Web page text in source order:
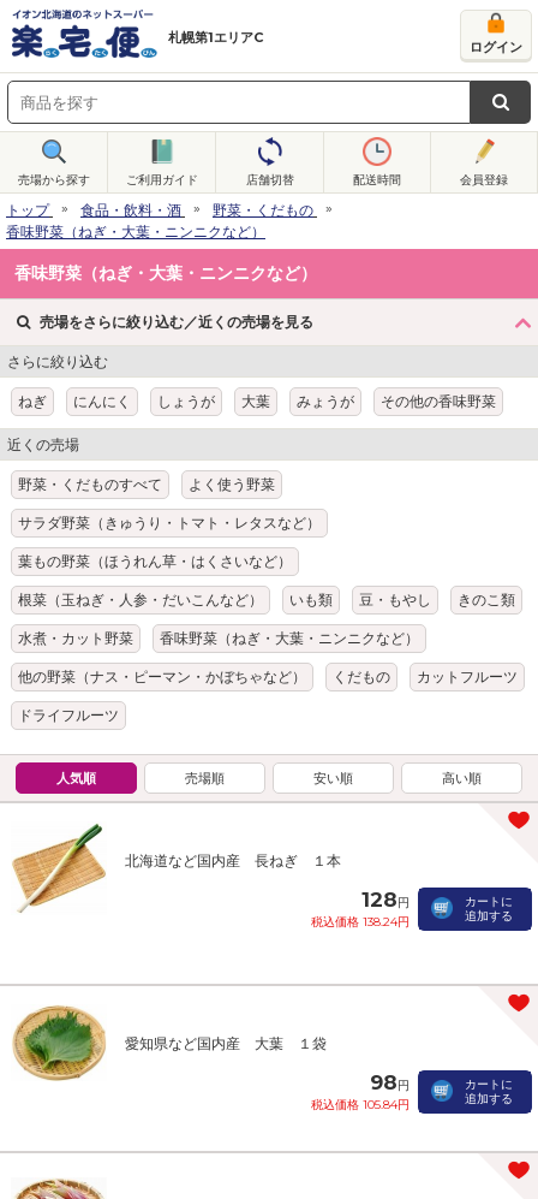
札幌第1エリアC
ログイン
売場から探す ご利用ガイド 店舗切替 配送時間 会員登録
トップ 食品・飲料・酒
野菜・くだもの
香味野菜（ねぎ・大葉・ニンニクなど）
香味野菜（ねぎ・大葉・ニンニクなど）
売場をさらに絞り込む／近くの売場を見る
さらに絞り込む
ねぎ にんにく しょうが 大葉 みょうが その他の香味野菜
近くの売場
野菜・くだものすべて よく使う野菜
サラダ野菜（きゅうり・トマト・レタスなど）
葉もの野菜（ほうれん草・はくさいなど）
根菜（玉ねぎ・人参・だいこんなど） いも類 豆・もやし きのこ類
水煮・カット野菜 香味野菜（ねぎ・大葉・ニンニクなど）
他の野菜（ナス・ピーマン・かぼちゃなど） くだもの カットフルーツ
ドライフルーツ
人気順 売場順 安い順 高い順
北海道など国内産 長ねぎ １本
128円
税込価格 138.24円
カートに
追加する
愛知県など国内産 大葉 １袋
98円
税込価格 105.84円
カートに
追加する